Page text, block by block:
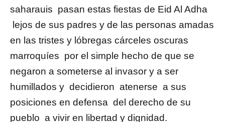
saharauis pasan estas fiestas de Eid Al Adha
lejos de sus padres y de las personas amadas
en las tristes y lóbregas cárceles oscuras
marroquíes por el simple hecho de que se
negaron a someterse al invasor y a ser
humillados y decidieron atenerse a sus
posiciones en defensa del derecho de su
pueblo a vivir en libertad y dignidad.